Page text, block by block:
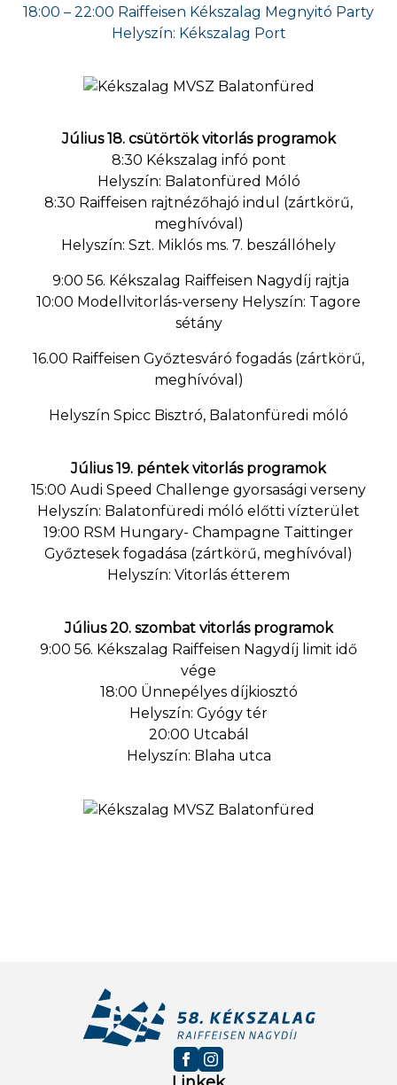
18:00 – 22:00 Raiffeisen Kékszalag Megnyitó Party
Helyszín: Kékszalag Port
Július 18. csütörtök vitorlás programok
8:30 Kékszalag infó pont
Helyszín: Balatonfüred Móló
8:30 Raiffeisen rajtnézőhajó indul (zártkörű,
meghívóval)
Helyszín: Szt. Miklós ms. 7. beszállóhely
9:00 56. Kékszalag Raiffeisen Nagydíj rajtja
10:00 Modellvitorlás-verseny Helyszín: Tagore
sétány
16.00 Raiffeisen Győztesváró fogadás (zártkörű,
meghívóval)
Helyszín Spicc Bisztró, Balatonfüredi móló
Július 19. péntek vitorlás programok
15:00 Audi Speed Challenge gyorsasági verseny
Helyszín: Balatonfüredi móló előtti vízterület
19:00 RSM Hungary- Champagne Taittinger
Győztesek fogadása (zártkörű, meghívóval)
Helyszín: Vitorlás étterem
Július 20. szombat vitorlás programok
9:00 56. Kékszalag Raiffeisen Nagydíj limit idő
vége
18:00 Ünnepélyes díjkiosztó
Helyszín: Gyógy tér
20:00 Utcabál
Helyszín: Blaha utca